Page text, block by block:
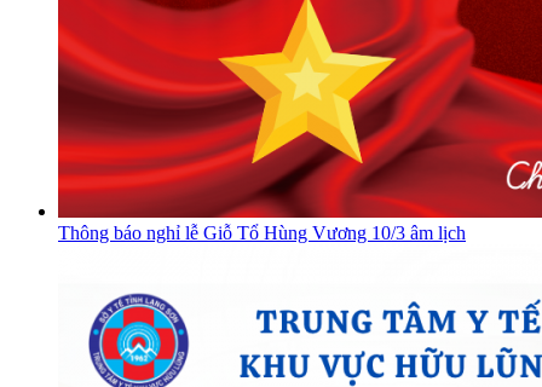
Thông báo nghỉ lễ Giỗ Tổ Hùng Vương 10/3 âm lịch